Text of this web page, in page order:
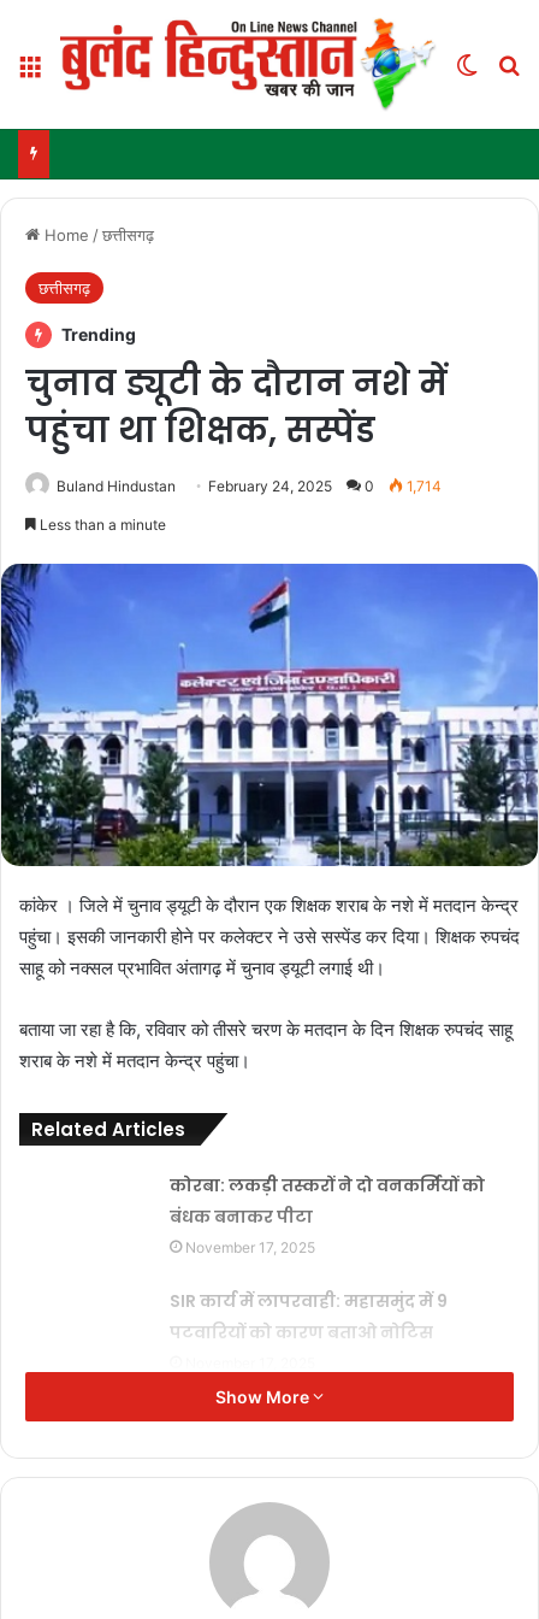
Menu
Home /छत्तीसगढ़
छत्तीसगढ़
Trending
चुनाव ड्यूटी के दौरान नशे में
पहुंचा था शिक्षक, सस्पेंड
Buland Hindustan February 24, 2025 0 1,714
Less than a minute
कांकेर । जिले में चुनाव ड्यूटी के दौरान एक शिक्षक शराब के नशे में मतदान केन्द्र
पहुंचा। इसकी जानकारी होने पर कलेक्टर ने उसे सस्पेंड कर दिया। शिक्षक रुपचंद
साहू को नक्सल प्रभावित अंतागढ़ में चुनाव ड्यूटी लगाई थी।
बताया जा रहा है कि, रविवार को तीसरे चरण के मतदान के दिन शिक्षक रुपचंद साहू
शराब के नशे में मतदान केन्द्र पहुंचा।
Related Articles
कोरबा: लकड़ी तस्करों ने दो वनकर्मियों को
बंधक बनाकर पीटा
November 17, 2025
SIR कार्य में लापरवाही: महासमुंद में 9
पटवारियों को कारण बताओ नोटिस
दीपक बैज का चेतावनी भरा अल्टीमेटम: 30
का घेराव
November 17, 2025
मुख्यमंत्री विष्णुदेव साय से जेड ब्लू
लाइफस्टाइल के संस्थापक की मुलाकात,
Show More